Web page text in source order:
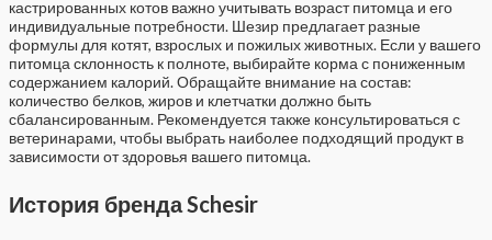
кастрированных котов важно учитывать возраст питомца и его
индивидуальные потребности. Шезир предлагает разные
формулы для котят, взрослых и пожилых животных. Если у вашего
питомца склонность к полноте, выбирайте корма с пониженным
содержанием калорий. Обращайте внимание на состав:
количество белков, жиров и клетчатки должно быть
сбалансированным. Рекомендуется также консультироваться с
ветеринарами, чтобы выбрать наиболее подходящий продукт в
зависимости от здоровья вашего питомца.
История бренда Schesir